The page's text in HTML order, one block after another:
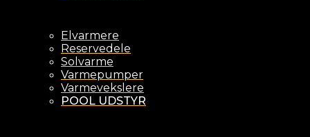
Elvarmere
Reservedele
Solvarme
Varmepumper
Varmevekslere
POOL UDSTYR